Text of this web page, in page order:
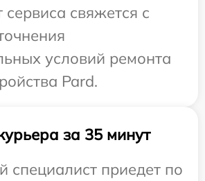
свяжется с
условий ремонта
Pard.
за 35 минут
специалист приедет по